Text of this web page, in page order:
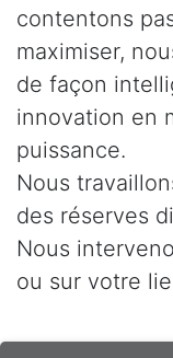
contentons
maximiser,
de façon
innovation en
puissance.
Nous
des réserves
Nous
ou sur votre